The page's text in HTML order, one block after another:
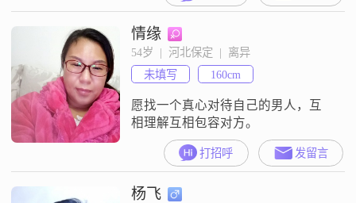
情缘
54岁  |  河北保定  |  离异
未填写
160cm
愿找一个真心对待自己的男人，互
相理解互相包容对方。
打招呼 发留言
杨飞